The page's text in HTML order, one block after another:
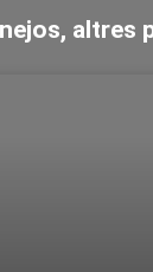
altres